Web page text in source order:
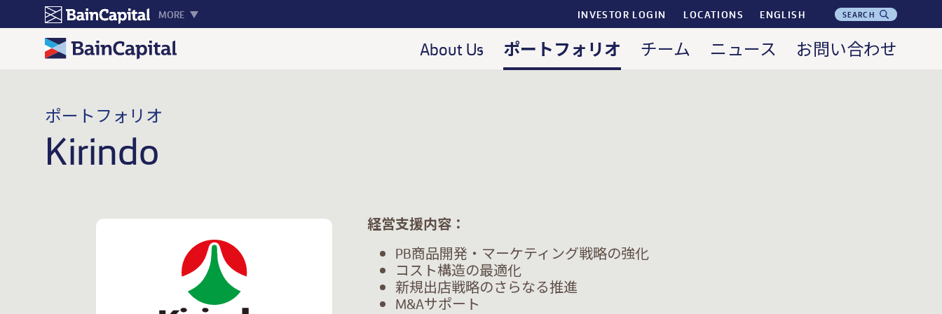
MORE INVESTOR LOGIN LOCATIONS ENGLISH SEARCH
About Us ポートフォリオ チーム ニュース お問い合わせ
ポートフォリオ
Kirindo
経営支援内容：
PB商品開発・マーケティング戦略の強化
コスト構造の最適化
新規出店戦略のさらなる推進
M&Aサポート